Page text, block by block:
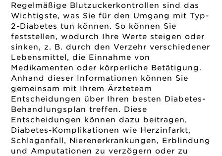
Regelmäßige Blutzuckerkontrollen sind das
Wichtigste, was Sie für den Umgang mit Typ-
2-Diabetes tun können. So können Sie
feststellen, wodurch Ihre Werte steigen oder
sinken, z. B. durch den Verzehr verschiedener
Lebensmittel, die Einnahme von
Medikamenten oder körperliche Betätigung.
Anhand dieser Informationen können Sie
gemeinsam mit Ihrem Ärzteteam
Entscheidungen über Ihren besten Diabetes-
Behandlungsplan treffen. Diese
Entscheidungen können dazu beitragen,
Diabetes-Komplikationen wie Herzinfarkt,
Schlaganfall, Nierenerkrankungen, Erblindung
und Amputationen zu verzögern oder zu